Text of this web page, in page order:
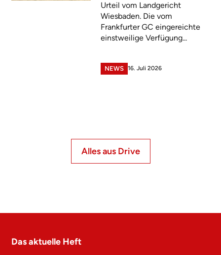
Urteil vom Landgericht
Wiesbaden. Die vom
Frankfurter GC eingereichte
einstweilige Verfügung...
NEWS 16. Juli 2026
Alles aus Drive
Das aktuelle Heft